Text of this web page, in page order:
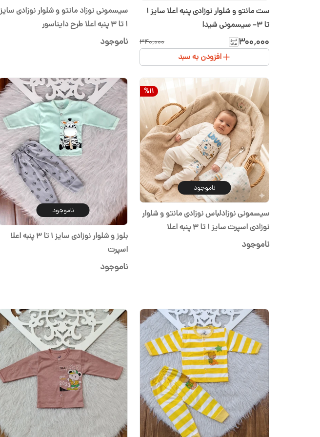
ست مانتو و شلوار نوزادی پنبه اعلا سایز ۱
تا ۳– سیسمونی شیدا
۳۰۰٬۰۰۰ ۳۴۰٬۰۰۰
افزودن به سبد
سیسمونی نوزاد مانتو و شلوار نوزادی سایز
۱ تا ۳ پنبه اعلا طرح دایناسور
ناموجود
%11
ناموجود
سیسمونی نوزادلباس نوزادی مانتو و شلوار
نوزادی اسپرت سایز ۱ تا ۳ پنبه اعلا
ناموجود
ناموجود
بلوز و شلوار نوزادی سایز ۱ تا ۳ پنبه اعلا
اسپرت
ناموجود